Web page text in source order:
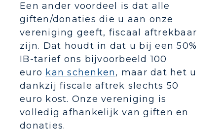
Een ander voordeel is dat alle
giften/donaties die u aan onze
vereniging geeft, fiscaal aftrekbaar
zijn. Dat houdt in dat u bij een 50%
IB-tarief ons bijvoorbeeld 100
euro kan schenken, maar dat het u
dankzij fiscale aftrek slechts 50
euro kost. Onze vereniging is
volledig afhankelijk van giften en
donaties.